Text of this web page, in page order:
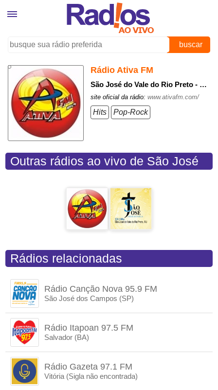
buscar
Rádio Ativa FM
São José do Vale do Rio Preto - Rio de Janeiro
site oficial da rádio:www.ativafm.com/
Hits Pop-Rock
Outras rádios ao vivo de São José
Rádios relacionadas
Rádio Canção Nova 95.9 FM
São José dos Campos (SP)
Rádio Itapoan 97.5 FM
Salvador (BA)
Rádio Gazeta 97.1 FM
Vitória (Sigla não encontrada)